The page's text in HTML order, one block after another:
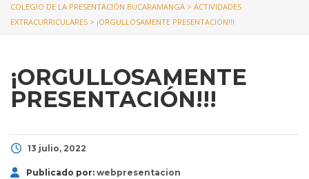
COLEGIO DE LA PRESENTACIÓN BUCARAMANGA > ACTIVIDADES
EXTRACURRICULARES > ¡ORGULLOSAMENTE PRESENTACIÓN!!!
¡ORGULLOSAMENTE
PRESENTACIÓN!!!
13 julio, 2022
Publicado por: webpresentacion